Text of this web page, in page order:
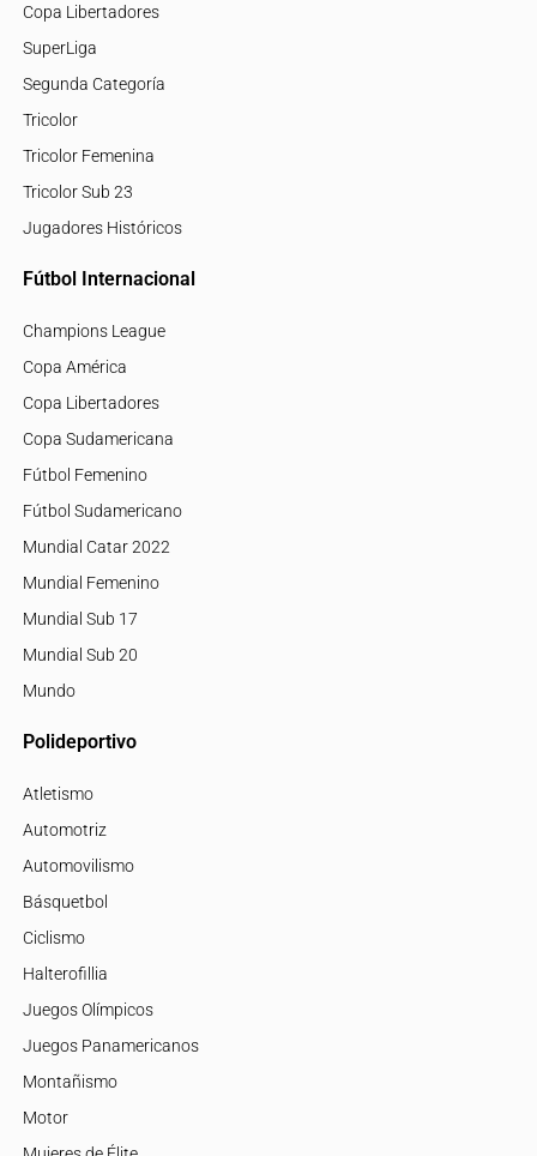
Copa Libertadores
SuperLiga
Segunda Categoría
Tricolor
Tricolor Femenina
Tricolor Sub 23
Jugadores Históricos
Fútbol Internacional
Champions League
Copa América
Copa Libertadores
Copa Sudamericana
Fútbol Femenino
Fútbol Sudamericano
Mundial Catar 2022
Mundial Femenino
Mundial Sub 17
Mundial Sub 20
Mundo
Polideportivo
Atletismo
Automotriz
Automovilismo
Básquetbol
Ciclismo
Halterofillia
Juegos Olímpicos
Juegos Panamericanos
Montañismo
Motor